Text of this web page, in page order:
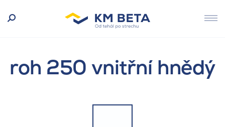
roh 250 vnitřní hnědý